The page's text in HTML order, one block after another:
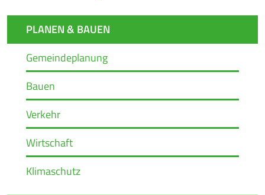
PLANEN & BAUEN
Gemeindeplanung
Bauen
Verkehr
Wirtschaft
Klimaschutz